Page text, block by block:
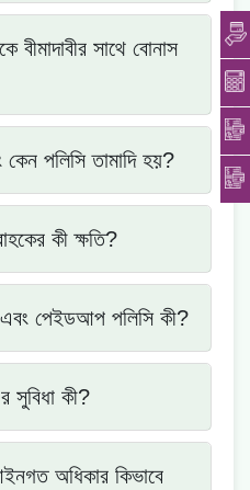
বীমাদাবীর সাথে বোনাস
পলিসি তামাদি হয়?
কী ক্ষতি?
এবং পেইডআপ পলিসি কী?
সুবিধা কী?
অধিকার কিভাবে